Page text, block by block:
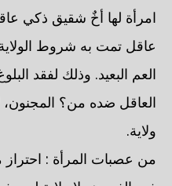
امرأة لها أخٌ شقيق ذكي
عاقل تمت به شروط
العم البعيد. وذلك لفقد
العاقل ضده من؟ المجنون،
ولاية.
من عصبات المرأة :